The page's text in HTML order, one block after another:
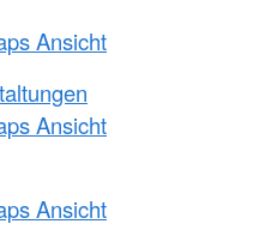
Ansicht
Ansicht
Ansicht